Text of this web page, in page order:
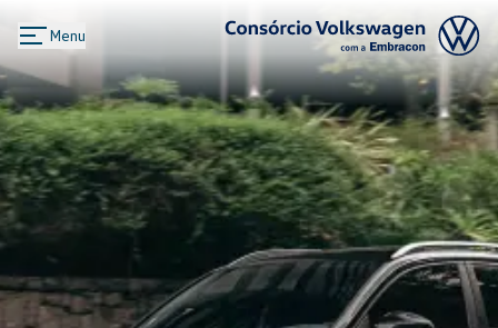
Menu
Logo Consórcio Volkswagen com